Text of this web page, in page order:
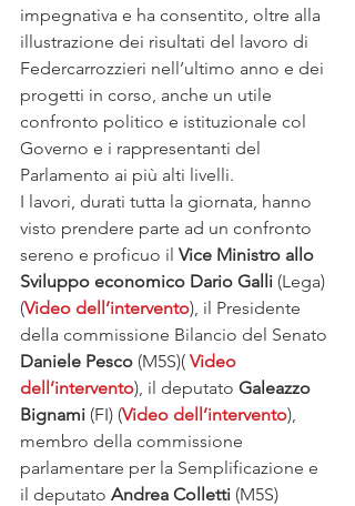
impegnativa e ha consentito, oltre alla
illustrazione dei risultati del lavoro di
Federcarrozzieri nell’ultimo anno e dei
progetti in corso, anche un utile
confronto politico e istituzionale col
Governo e i rappresentanti del
Parlamento ai più alti livelli.
I lavori, durati tutta la giornata, hanno
visto prendere parte ad un confronto
sereno e proficuo il Vice Ministro allo
Sviluppo economico Dario Galli (Lega)
(Video dell’intervento), il Presidente
della commissione Bilancio del Senato
Daniele Pesco (M5S)( Video
dell’intervento), il deputato Galeazzo
Bignami (FI) (Video dell’intervento),
membro della commissione
parlamentare per la Semplificazione e
il deputato Andrea Colletti (M5S)